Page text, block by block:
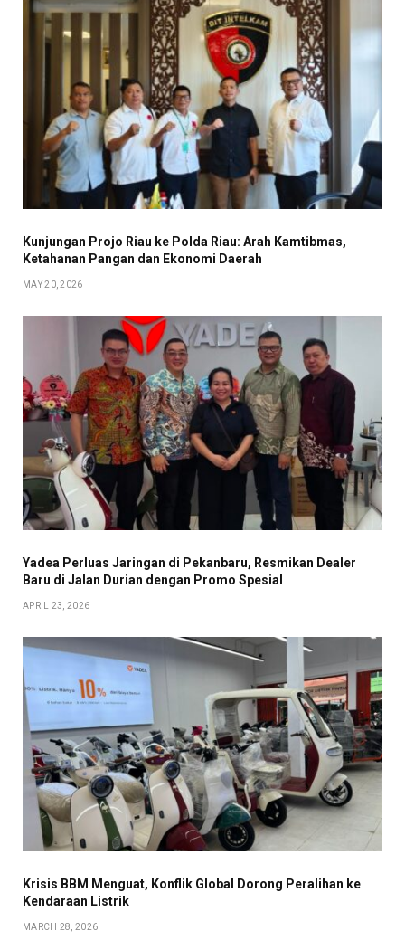
Kunjungan Projo Riau ke Polda Riau: Arah Kamtibmas,
Ketahanan Pangan dan Ekonomi Daerah
MAY 20, 2026
Yadea Perluas Jaringan di Pekanbaru, Resmikan Dealer
Baru di Jalan Durian dengan Promo Spesial
APRIL 23, 2026
Krisis BBM Menguat, Konflik Global Dorong Peralihan ke
Kendaraan Listrik
MARCH 28, 2026